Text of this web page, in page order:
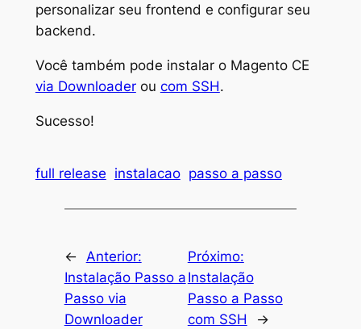
personalizar seu frontend e configurar seu
backend.
Você também pode instalar o Magento CE
via Downloaderou com SSH.
Sucesso!
full release instalacao passo a passo
← Anterior:
Instalação Passo a
Passo via
Downloader
Próximo:
Instalação
Passo a Passo
com SSH
→